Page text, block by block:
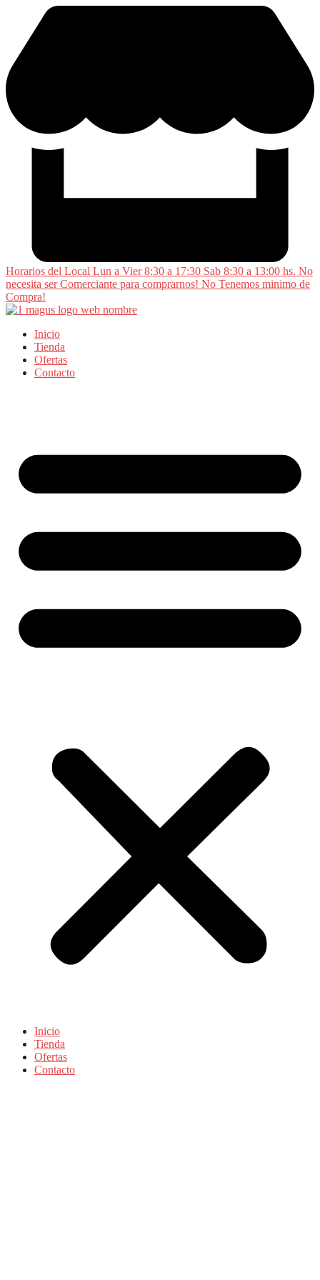
contenido
Horarios del Local Lun a Vier 8:30 a 17:30 Sab 8:30 a 13:00 hs. No
necesita ser Comerciante para comprarnos! No Tenemos minimo de
Compra!
Inicio
Tienda
Ofertas
Contacto
Inicio
Tienda
Ofertas
Contacto